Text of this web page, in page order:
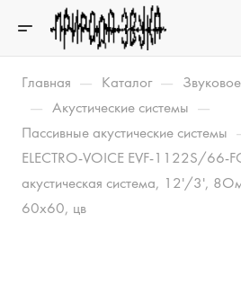
Главная — Каталог —
— Акустические системы —
Пассивные акустические системы
ELECTRO-VOICE EVF-1122S/66-
акустическая система, 12'/3',
60x60, цв